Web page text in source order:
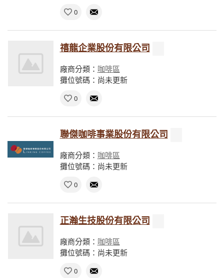
0
禧龍企業股份有限公司
廠商分類： 咖啡區
攤位號碼：尚未更新
0
聯傑咖啡事業股份有限公司
廠商分類： 咖啡區
攤位號碼：尚未更新
0
正瀚生技股份有限公司
廠商分類： 咖啡區
攤位號碼：尚未更新
0